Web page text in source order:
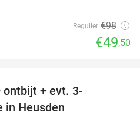
Regulier €98
€49,50
ontbijt + evt. 3-
in Heusden